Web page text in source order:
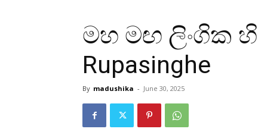
මහ මඟ ලිංගික
Rupasinghe
By madushika - June 30, 2025